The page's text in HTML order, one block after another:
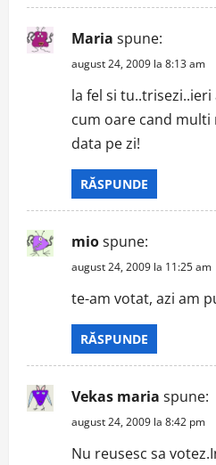
Maria spune:
august 24, 2009 la 8:13 am
la fel si
cum oare cand multi
data pe zi!
RĂSPUNDE
miospune:
august 24, 2009 la 11:25 am
te-am votat, azi am
RĂSPUNDE
Vekas maria spune:
august 24, 2009 la 8:42 pm
Nu reusesc sa